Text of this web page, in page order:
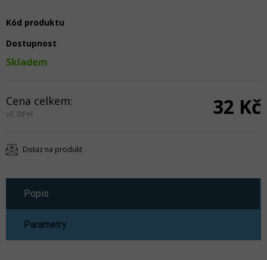
Kód produktu
Dostupnost
Skladem
Cena celkem:
vč. DPH 32 Kč
Dotaz na produkt
Popis
Parametry